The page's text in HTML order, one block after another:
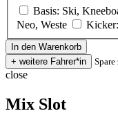
Basis: Ski,
Neo, Weste
close
Mix Slot